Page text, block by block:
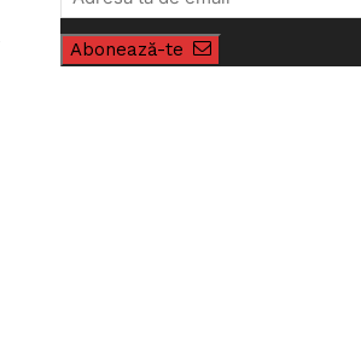
Abonează-te